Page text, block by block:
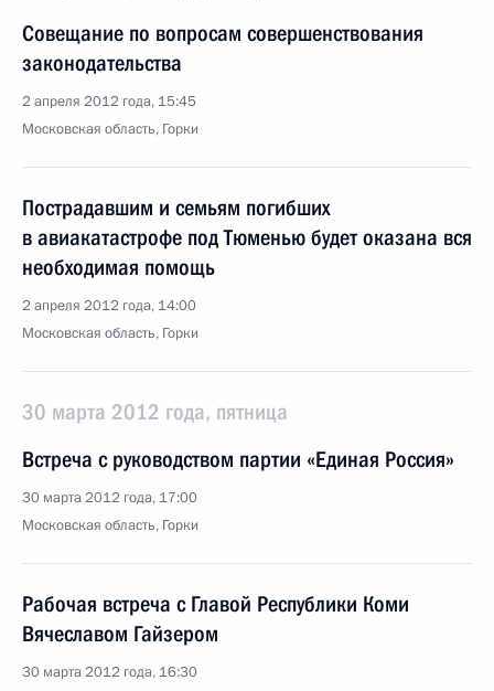
Совещание по вопросам совершенствования
законодательства
2 апреля 2012 года, 15:45
Московская область, Горки
Пострадавшим и семьям погибших
в авиакатастрофе под Тюменью будет оказана вся
необходимая помощь
2 апреля 2012 года, 14:00
Московская область, Горки
30 марта 2012 года, пятница
Встреча с руководством партии «Единая Россия»
30 марта 2012 года, 17:00
Московская область, Горки
Рабочая встреча с Главой Республики Коми
Вячеславом Гайзером
30 марта 2012 года, 16:30